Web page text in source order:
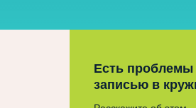
Есть проблемы
записью в